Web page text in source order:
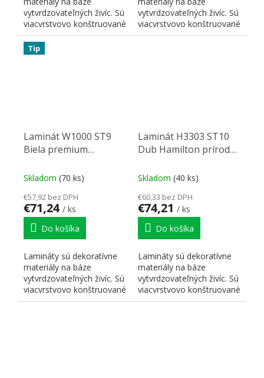
vytvrdzovateľných živíc. Sú
viacvrstvovo konštruované
a skladajú sa z...
vytvrdzovateľných živíc. Sú
viacvrstvovo konštruované
a skladajú sa z...
Tip
Laminát W1000 ST9
Biela premium
Skladom (70 ks)
€57,92 bez DPH
€71,24 / ks
Do košíka
Lamináty sú dekoratívne
materiály na báze
vytvrdzovateľných živíc. Sú
viacvrstvovo konštruované
a skladajú sa z...
Laminát H3303 ST10
Dub Hamilton prírodný
Skladom (40 ks)
€60,33 bez DPH
€74,21 / ks
Do košíka
Lamináty sú dekoratívne
materiály na báze
vytvrdzovateľných živíc. Sú
viacvrstvovo konštruované
a skladajú sa z...